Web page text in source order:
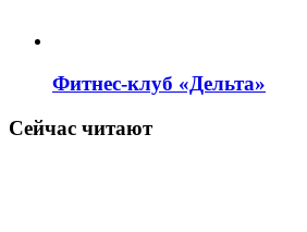
Фитнес-клуб «Дельта»
Сейчас читают